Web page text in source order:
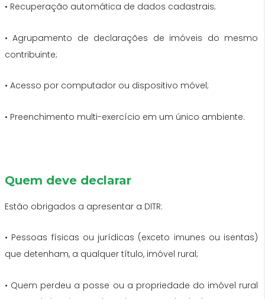
• Recuperação automática de dados cadastrais;
• Agrupamento de declarações de imóveis do mesmo
contribuinte;
• Acesso por computador ou dispositivo móvel;
• Preenchimento multi-exercício em um único ambiente.
Quem deve declarar
Estão obrigados a apresentar a DITR:
• Pessoas físicas ou jurídicas (exceto imunes ou isentas)
que detenham, a qualquer título, imóvel rural;
• Quem perdeu a posse ou a propriedade do imóvel rural